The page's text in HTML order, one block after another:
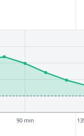
90 min